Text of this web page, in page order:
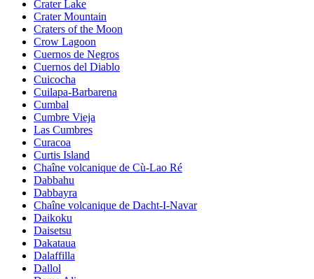
Crater Lake
Crater Mountain
Craters of the Moon
Crow Lagoon
Cuernos de Negros
Cuernos del Diablo
Cuicocha
Cuilapa-Barbarena
Cumbal
Cumbre Vieja
Las Cumbres
Curacoa
Curtis Island
Chaîne volcanique de Cù-Lao Ré
Dabbahu
Dabbayra
Chaîne volcanique de Dacht-I-Navar
Daikoku
Daisetsu
Dakataua
Dalaffilla
Dallol